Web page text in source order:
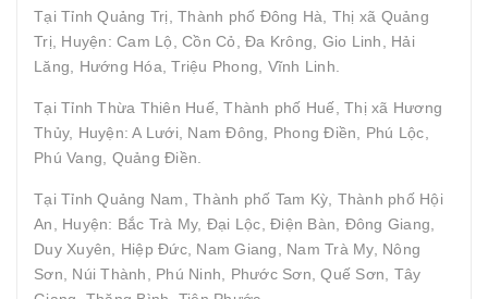
Tại Tỉnh Quảng Trị, Thành phố Đông Hà, Thị xã Quảng
Trị, Huyện: Cam Lộ, Cồn Cỏ, Đa Krông, Gio Linh, Hải
Lăng, Hướng Hóa, Triệu Phong, Vĩnh Linh.
Tại Tỉnh Thừa Thiên Huế, Thành phố Huế, Thị xã Hương
Thủy, Huyện: A Lưới, Nam Đông, Phong Điền, Phú Lộc,
Phú Vang, Quảng Điền.
Tại Tỉnh Quảng Nam, Thành phố Tam Kỳ, Thành phố Hội
An, Huyện: Bắc Trà My, Đại Lộc, Điện Bàn, Đông Giang,
Duy Xuyên, Hiệp Đức, Nam Giang, Nam Trà My, Nông
Sơn, Núi Thành, Phú Ninh, Phước Sơn, Quế Sơn, Tây